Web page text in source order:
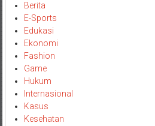
Berita
E-Sports
Edukasi
Ekonomi
Fashion
Game
Hukum
Internasional
Kasus
Kesehatan